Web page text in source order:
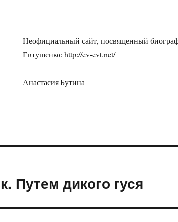
Неофициальный сайт, посвященный
Евтушенко: http://ev-evt.net/
Анастасия Бутина
Путем дикого гуся